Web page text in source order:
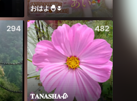
おはよ🐣🌷
294 482
𝐓𝐀𝐍𝐀𝐒𝐇𝐀🥀